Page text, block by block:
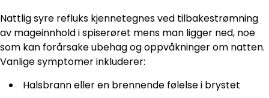
Nattlig syre refluks kjennetegnes ved tilbakestrømning
av mageinnhold i spiserøret mens man ligger ned, noe
som kan forårsake ubehag og oppvåkninger om natten.
Vanlige symptomer inkluderer:
Halsbrann eller en brennende følelse i brystet